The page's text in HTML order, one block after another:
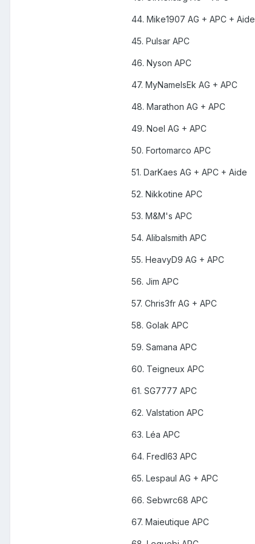
44. Mike1907 AG + APC + Aide
45. Pulsar APC
46. Nyson APC
47. MyNameIsEk AG + APC
48. Marathon AG + APC
49. Noel AG + APC
50. Fortomarco APC
51. DarKaes AG + APC + Aide
52. Nikkotine APC
53. M&M's APC
54. Alibalsmith APC
55. HeavyD9 AG + APC
56. Jim APC
57. Chris3fr AG + APC
58. Golak APC
59. Samana APC
60. Teigneux APC
61. SG7777 APC
62. Valstation APC
63. Léa APC
64. Fredl63 APC
65. Lespaul AG + APC
66. Sebwrc68 APC
67. Maieutique APC